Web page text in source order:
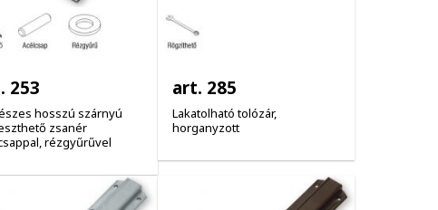
253
hosszú szárnyú
zsanér
rézgyűrűvel
art. 285
Lakatolható tolózár,
horganyzott